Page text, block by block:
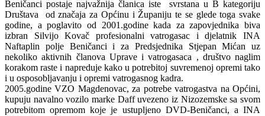
Beničanci postaje najvažnija članica iste svrstana u B kategoriju
Društava od značaja za Općinu i Županiju te se glede toga svake
godine, a poglavito od 2001.godine kada za zapovjednika biva
izbran Silvijo Kovač profesionalni vatrogasac i djelatnik INA
Naftaplin polje Beničanci i za Predsjednika Stjepan Mićan uz
nekoliko aktivnih članova Uprave i vatrogasaca , društvo naglim
korakom raste i napreduje kako u potrebitoj suvremenoj opremi tako
i u osposobljavanju i opremi vatrogasnog kadra.
2005.godine VZO Magdenovac, za potrebe vatrogastva na Općini,
kupuju navalno vozilo marke Daff uvezeno iz Nizozemske sa svom
potrebitom opremom koje je ustupljeno DVD-Beničanci, a INA